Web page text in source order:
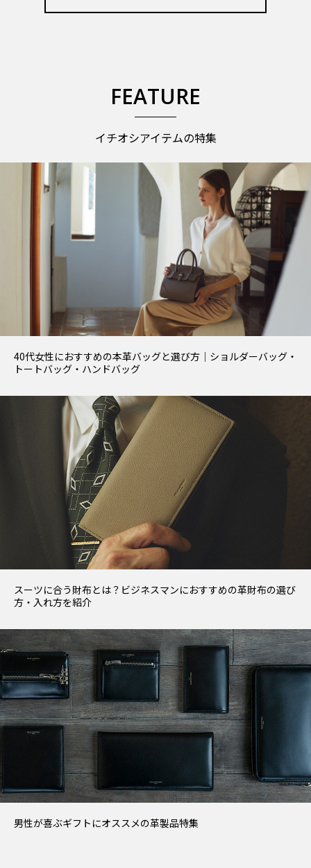
FEATURE
イチオシアイテムの特集
40代女性におすすめの本革バッグと選び方｜ショルダーバッグ・
トートバッグ・ハンドバッグ
スーツに合う財布とは？ビジネスマンにおすすめの革財布の選び
方・入れ方を紹介
男性が喜ぶギフトにオススメの革製品特集